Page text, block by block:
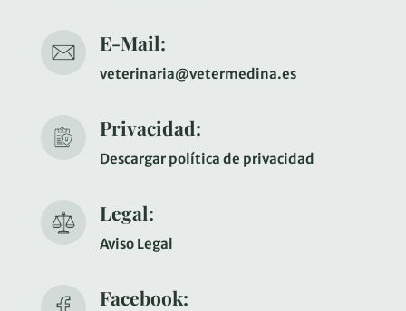
E-Mail:
veterinaria@vetermedina.es
Privacidad:
Descargar política de privacidad
Legal:
Aviso Legal
Facebook: